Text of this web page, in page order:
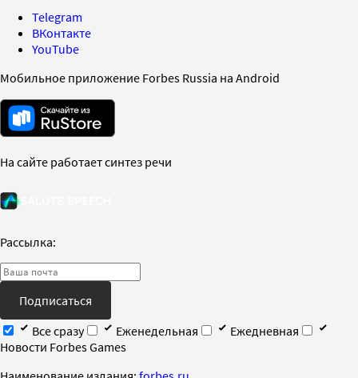
Telegram
ВКонтакте
YouTube
Мобильное приложение Forbes Russia на Android
На сайте работает синтез речи
Рассылка:
Подписаться
Все сразу
Еженедельная
Ежедневная
Новости Forbes Games